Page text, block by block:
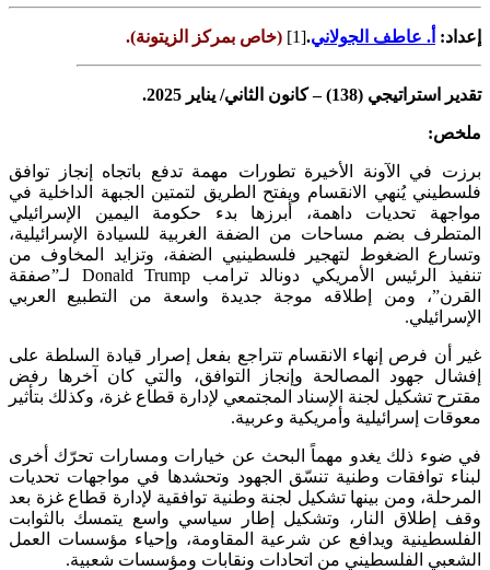
إعداد: أ. عاطف الجولاني.
[1] (خاص بمركز الزيتونة).
تقدير استراتيجي (138) – كانون الثاني/ يناير 2025.
ملخص:
برزت في الآونة الأخيرة تطورات مهمة تدفع باتجاه إنجاز توافق
فلسطيني يُنهي الانقسام ويفتح الطريق لتمتين الجبهة الداخلية في
مواجهة تحديات داهمة، أبرزها بدء حكومة اليمين الإسرائيلي
المتطرف بضم مساحات من الضفة الغربية للسيادة الإسرائيلية،
وتسارع الضغوط لتهجير فلسطينيي الضفة، وتزايد المخاوف من
تنفيذ الرئيس الأمريكي دونالد ترامب Donald Trump لـ”صفقة
القرن”، ومن إطلاقه موجة جديدة واسعة من التطبيع العربي
الإسرائيلي.
غير أن فرص إنهاء الانقسام تتراجع بفعل إصرار قيادة السلطة على
إفشال جهود المصالحة وإنجاز التوافق، والتي كان آخرها رفض
مقترح تشكيل لجنة الإسناد المجتمعي لإدارة قطاع غزة، وكذلك بتأثير
معوقات إسرائيلية وأمريكية وعربية.
في ضوء ذلك يغدو مهماً البحث عن خيارات ومسارات تحرّك أخرى
لبناء توافقات وطنية تنسّق الجهود وتحشدها في مواجهات تحديات
المرحلة، ومن بينها تشكيل لجنة وطنية توافقية لإدارة قطاع غزة بعد
وقف إطلاق النار، وتشكيل إطار سياسي واسع يتمسك بالثوابت
الفلسطينية ويدافع عن شرعية المقاومة، وإحياء مؤسسات العمل
الشعبي الفلسطيني من اتحادات ونقابات ومؤسسات شعبية.